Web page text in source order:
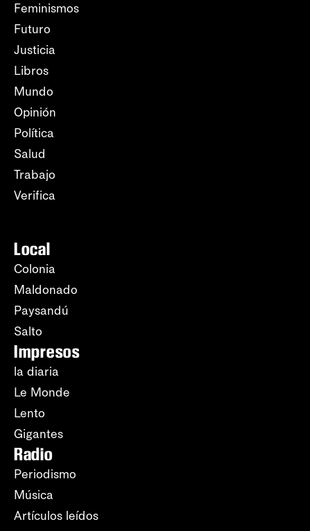
Feminismos
Futuro
Justicia
Libros
Mundo
Opinión
Política
Salud
Trabajo
Verifica
Local
Colonia
Maldonado
Paysandú
Salto
Impresos
la diaria
Le Monde
Lento
Gigantes
Radio
Periodismo
Música
Artículos leídos